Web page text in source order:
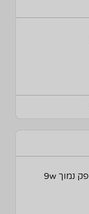
מאורר 120X120X38 פלג הספק נמוך 9w